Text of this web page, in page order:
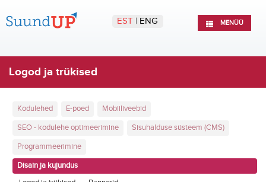
MENÜÜ
EST | ENG
Logod ja trükised
Kodulehed E-poed Mobiiliveebid
SEO - kodulehe optimeerimine Sisuhalduse süsteem (CMS)
Programmeerimine
Disain ja kujundus